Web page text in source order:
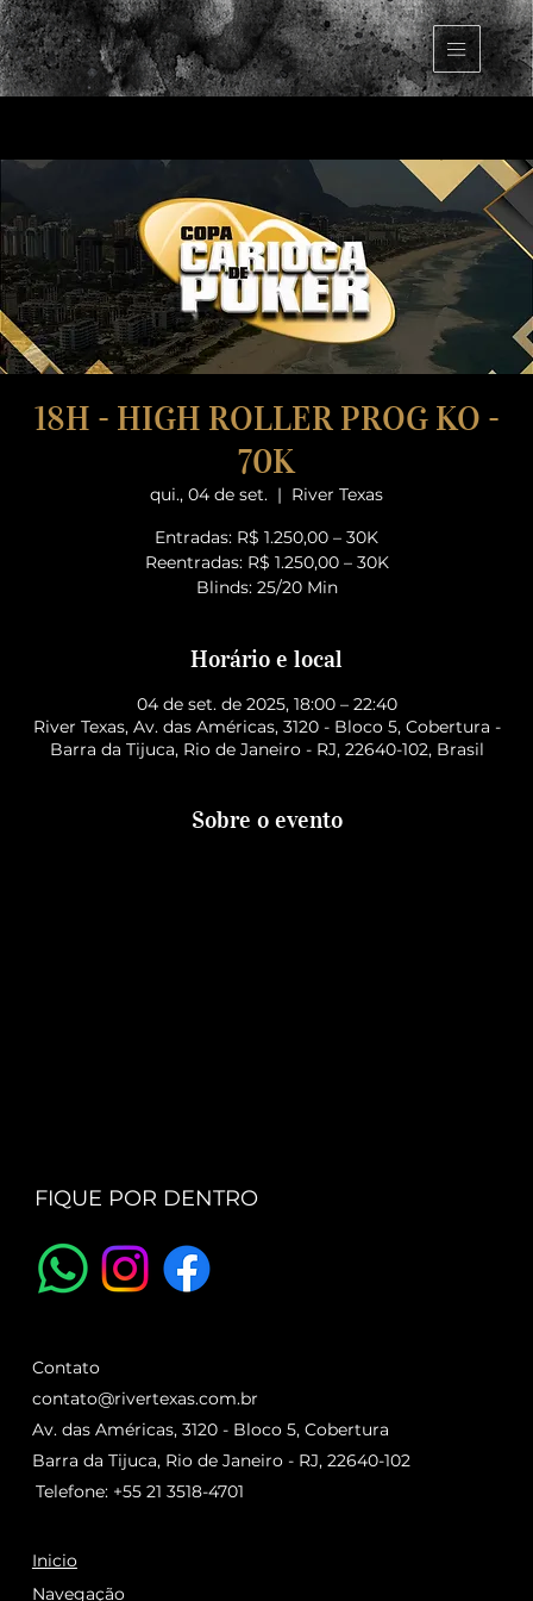
18H - HIGH ROLLER PROG KO -
70K
qui., 04 de set.
  |
River Texas
Entradas: R$ 1.250,00 – 30K
Reentradas: R$ 1.250,00 – 30K
Blinds: 25/20 Min
Horário e local
04 de set. de 2025, 18:00 – 22:40
River Texas, Av. das Américas, 3120 - Bloco 5, Cobertura -
Barra da Tijuca, Rio de Janeiro - RJ, 22640-102, Brasil
Sobre o evento
FIQUE POR DENTRO
Inicio
Navegação
Contato
contato@rivertexas.com.br
Telefone: +55 21 3518-4701
Av. das Américas, 3120 - Bloco 5, Cobertura
Barra da Tijuca, Rio de Janeiro - RJ, 22640-102